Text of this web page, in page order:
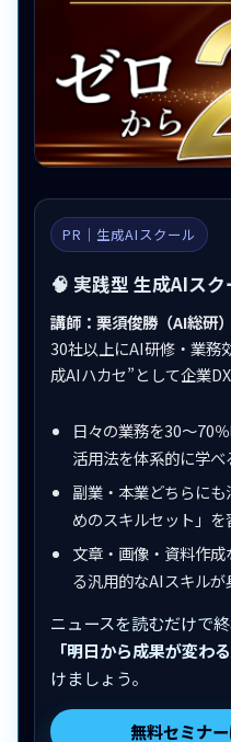
PR｜生成AIスクール
🧠 実践型 生成AIスク
講師：栗須俊勝（AI総研）
30社以上にAI研修・業務
成AIハカセ”として企業
日々の業務を30〜70
活用法を体系的に学べ
副業・本業どちらに
めのスキルセット」を
文章・画像・資料作
る汎用的なAIスキルが
ニュースを読むだけで終
「明日から成果が変わ
けましょう。
無料セミナ